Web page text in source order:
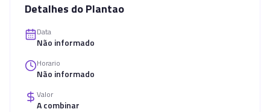
Detalhes do Plantao
Data
Não informado
Horario
Não informado
Valor
A combinar